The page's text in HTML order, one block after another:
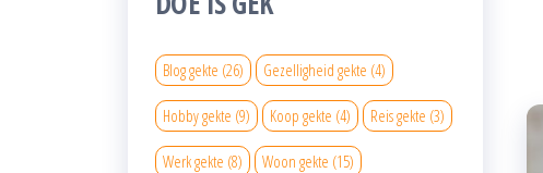
Blog gekte (26) Gezelligheid gekte (4)
Hobby gekte (9) Koop gekte (4) Reis gekte (3)
Werk gekte (8) Woon gekte (15)